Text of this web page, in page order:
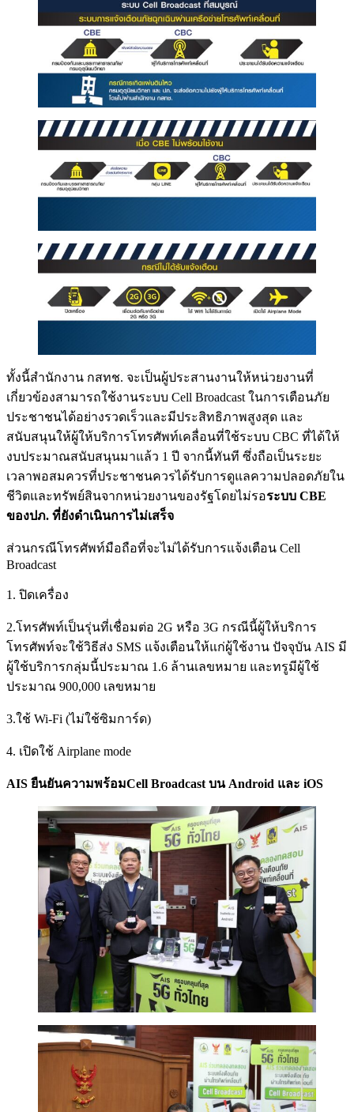
ทั้งนี้สำนักงาน กสทช. จะเป็นผู้ประสานงานให้หน่วยงานที่
เกี่ยวข้องสามารถใช้งานระบบ Cell Broadcast ในการเตือนภัย
ประชาชนได้อย่างรวดเร็วและมีประสิทธิภาพสูงสุด และ
สนับสนุนให้ผู้ให้บริการโทรศัพท์เคลื่อนที่ใช้ระบบ CBC ที่ได้ให้
งบประมาณสนับสนุนมาแล้ว 1 ปี จากนี้ทันที ซึ่งถือเป็นระยะ
เวลาพอสมควรที่ประชาชนควรได้รับการดูแลความปลอดภัยใน
ชีวิตและทรัพย์สินจากหน่วยงานของรัฐโดยไม่รอระบบ CBE
ของปภ. ที่ยังดำเนินการไม่เสร็จ
ส่วนกรณีโทรศัพท์มือถือที่จะไม่ได้รับการแจ้งเตือน Cell
Broadcast
1. ปิดเครื่อง
2.โทรศัพท์เป็นรุ่นที่เชื่อมต่อ 2G หรือ 3G กรณีนี้ผู้ให้บริการ
โทรศัพท์จะใช้วิธีส่ง SMS แจ้งเตือนให้แก่ผู้ใช้งาน ปัจจุบัน AIS มี
ผู้ใช้บริการกลุ่มนี้ประมาณ 1.6 ล้านเลขหมาย และทรูมีผู้ใช้
ประมาณ 900,000 เลขหมาย
3.ใช้ Wi-Fi (ไม่ใช้ซิมการ์ด)
4. เปิดใช้ Airplane mode
AIS ยืนยันความพร้อมCell Broadcast บน Android และ iOS